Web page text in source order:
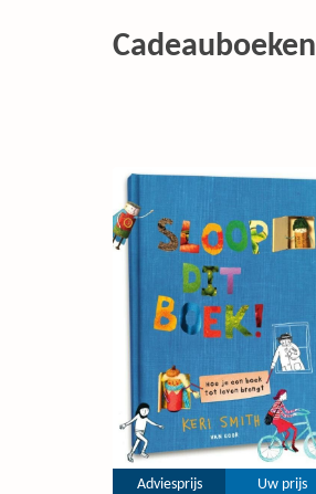
Cadeauboeken
Adviesprijs
Uw prijs